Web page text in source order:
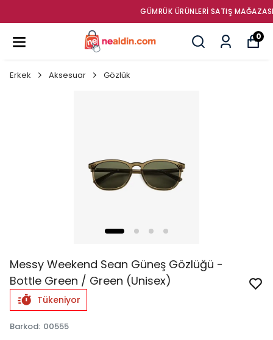
GÜMRÜK ÜRÜNLERI SATIŞ MAĞAZASI
0
Erkek Aksesuar Gözlük
Messy Weekend Sean Güneş Gözlüğü -
Bottle Green / Green (Unisex)
Tükeniyor
Barkod: 00555